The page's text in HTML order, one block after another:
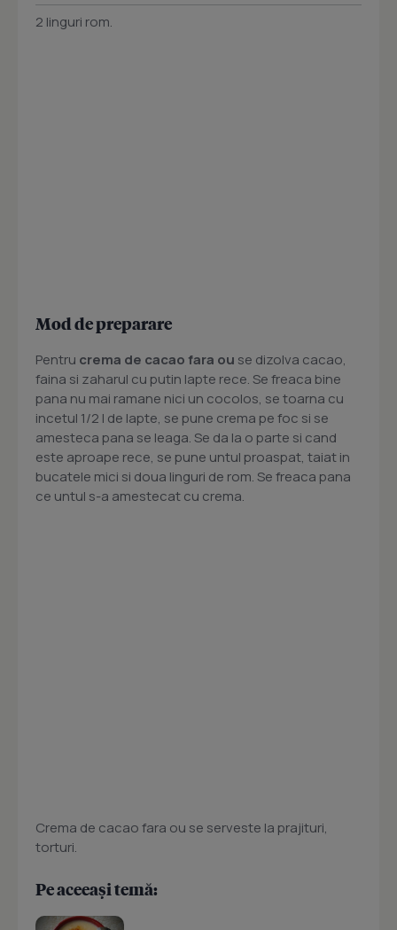
2 linguri rom.
Mod de preparare
Pentru crema de cacao fara ou se dizolva cacao,
faina si zaharul cu putin lapte rece. Se freaca bine
pana nu mai ramane nici un cocolos, se toarna cu
incetul 1/2 l de lapte, se pune crema pe foc si se
amesteca pana se leaga. Se da la o parte si cand
este aproape rece, se pune untul proaspat, taiat in
bucatele mici si doua linguri de rom. Se freaca pana
ce untul s-a amestecat cu crema.
Crema de cacao fara ou se serveste la prajituri,
torturi.
Pe aceeași temă: